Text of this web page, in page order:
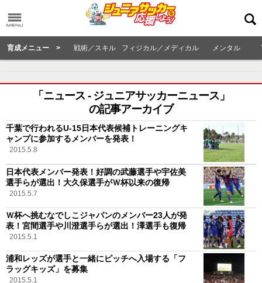
育成メニュー > 戦術／スキル フィジカル／メディカル メンタル
「ニュース - ジュニアサッカーニュース」
の記事アーカイブ
千葉で行われるU-15日本代表候補トレーニングキ
ャンプに参加するメンバーを発表！
2015.5.8
日本代表メンバー発表！好調の武藤選手や宇佐美
選手らが選出！大久保選手がＷ杯以来の復帰
2015.5.7
Ｗ杯へ挑むなでしこジャパンのメンバー23人が発
表！宮間選手や川澄選手らが選出！澤選手も復帰
2015.5.1
浦和レッズが選手と一緒にピッチへ入場する「フ
ラッグキッズ」を募集
2015.5.1